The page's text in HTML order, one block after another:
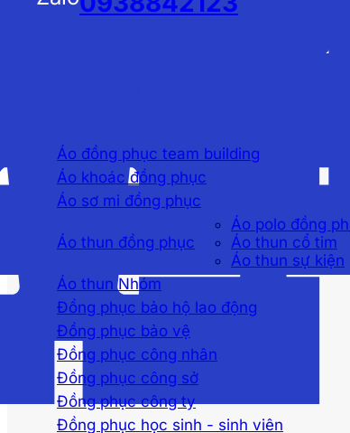
Áo đồng phục team building
Áo khoác đồng phục
Áo sơ mi đồng phục
Áo thun đồng phục
Áo polo đồng
Áo thun cổ tim
Áo thun sự kiện
Áo thun Nhóm
Đồng phục bảo hộ lao động
Đồng phục bảo vệ
Đồng phục công nhân
Đồng phục công sở
Đồng phục công ty
Đồng phục học sinh - sinh viên